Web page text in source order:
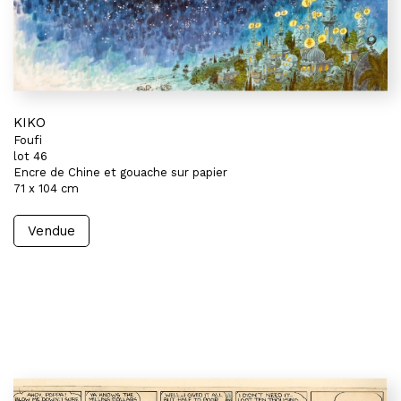
KIKO
Foufi
lot 46
Encre de Chine et gouache sur papier
71 x 104 cm
Vendue